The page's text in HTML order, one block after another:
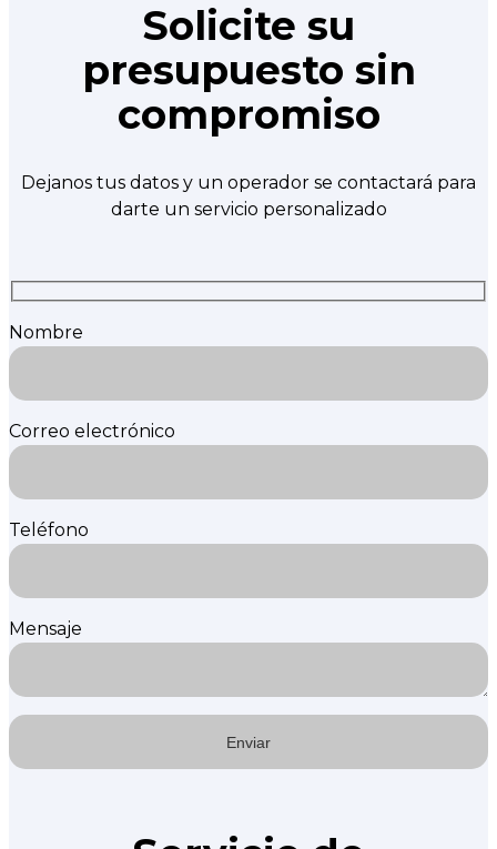
Solicite su
presupuesto sin
compromiso
Dejanos tus datos y un operador se contactará para
darte un servicio personalizado
Nombre
Correo electrónico
Teléfono
Mensaje